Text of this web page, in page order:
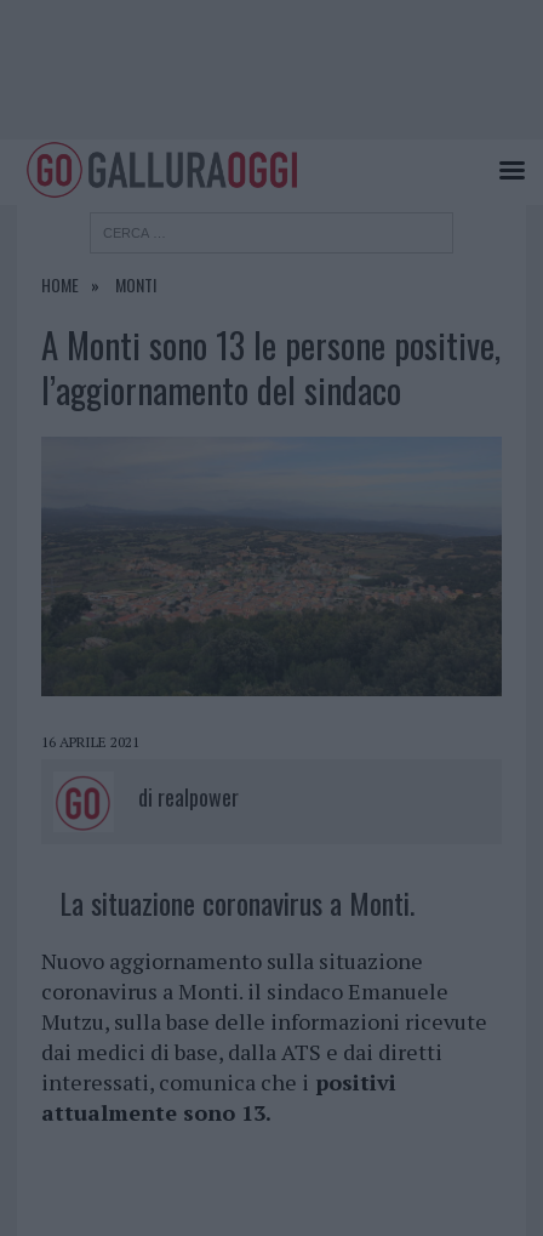
HOME MONTI
A Monti sono 13 le persone positive,
l’aggiornamento del sindaco
16 APRILE 2021
di realpower
La situazione coronavirus a Monti.
Nuovo aggiornamento sulla situazione
coronavirus a Monti. il sindaco Emanuele
Mutzu, sulla base delle informazioni ricevute
dai medici di base, dalla ATS e dai diretti
interessati, comunica che i positivi
attualmente sono 13.